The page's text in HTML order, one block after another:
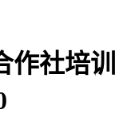
作社培训